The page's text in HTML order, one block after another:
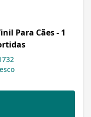
Para Cães - 1